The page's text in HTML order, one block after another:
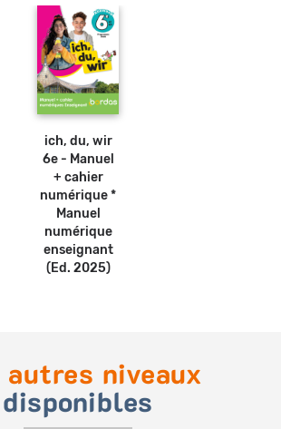
ich, du, wir
6e - Manuel
+ cahier
numérique *
Manuel
numérique
enseignant
(Ed. 2025)
autres niveaux
disponibles